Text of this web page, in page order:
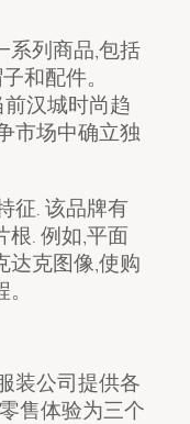
系列商品,包括
和配件。
前汉城时尚趋
市场中确立独
征. 该品牌有
根. 例如,平面
达克图像,使购
装公司提供各
售体验为三个